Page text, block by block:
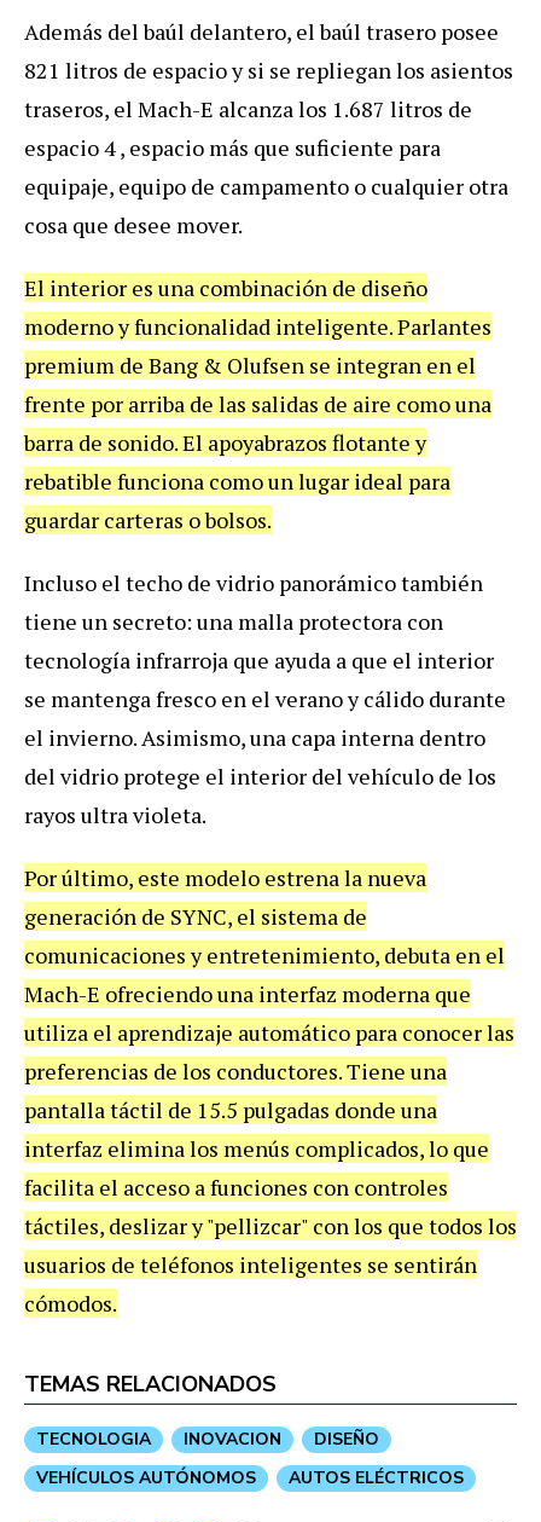
Además del baúl delantero, el baúl trasero posee
821 litros de espacio y si se repliegan los asientos
traseros, el Mach-E alcanza los 1.687 litros de
espacio 4 , espacio más que suficiente para
equipaje, equipo de campamento o cualquier otra
cosa que desee mover.
El interior es una combinación de diseño
moderno y funcionalidad inteligente. Parlantes
premium de Bang & Olufsen se integran en el
frente por arriba de las salidas de aire como una
barra de sonido. El apoyabrazos flotante y
rebatible funciona como un lugar ideal para
guardar carteras o bolsos.
Incluso el techo de vidrio panorámico también
tiene un secreto: una malla protectora con
tecnología infrarroja que ayuda a que el interior
se mantenga fresco en el verano y cálido durante
el invierno. Asimismo, una capa interna dentro
del vidrio protege el interior del vehículo de los
rayos ultra violeta.
Por último, este modelo estrena la nueva
generación de SYNC, el sistema de
comunicaciones y entretenimiento, debuta en el
Mach-E ofreciendo una interfaz moderna que
utiliza el aprendizaje automático para conocer las
preferencias de los conductores. Tiene una
pantalla táctil de 15.5 pulgadas donde una
interfaz elimina los menús complicados, lo que
facilita el acceso a funciones con controles
táctiles, deslizar y "pellizcar" con los que todos los
usuarios de teléfonos inteligentes se sentirán
cómodos.
TEMAS RELACIONADOS
TECNOLOGIA INOVACION
DISEÑO
VEHÍCULOS AUTÓNOMOS
AUTOS ELÉCTRICOS